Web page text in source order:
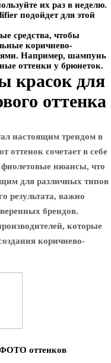
их раз в неделю.
подойдет для этой
средства, чтобы
коричнево-
Например, шампунь
оттенки у брюнеток.
красок для
оттенка
настоящим трендом в
оттенок сочетает в себе
нюансы, что
для различных типов
результата, важно
брендов.
которые
коричнево-
ФОТО оттенков